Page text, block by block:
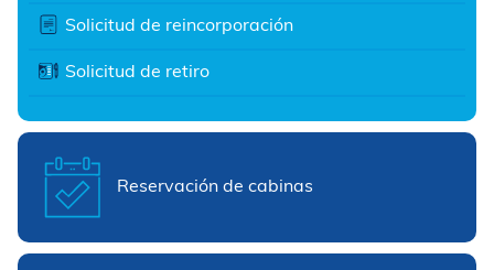
Solicitud de reincorporación
Solicitud de retiro
Reservación de cabinas